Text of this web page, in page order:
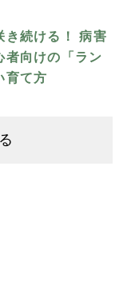
き続ける！ 病害
者向けの「ラン
育て方